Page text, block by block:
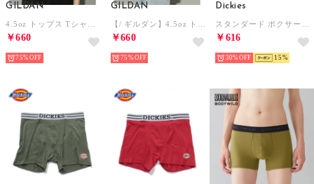
GILDAN
￥660
75%
GILDAN
￥660
75%
Dickies
￥616
30% 15